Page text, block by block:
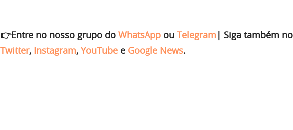
👉Entre no nosso grupo do WhatsApp ou Telegram | Siga também no
Twitter, Instagram, YouTube e Google News.